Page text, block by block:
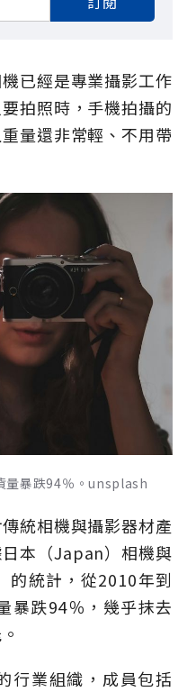
已經是專業攝影工作
拍照時，手機拍攝的
量還非常輕、不用帶
量暴跌94％。unsplash
統相機與攝影器材產
本（Japan）相機與
的統計，從2010年到
暴跌94％，幾乎抹去
行業組織，成員包括